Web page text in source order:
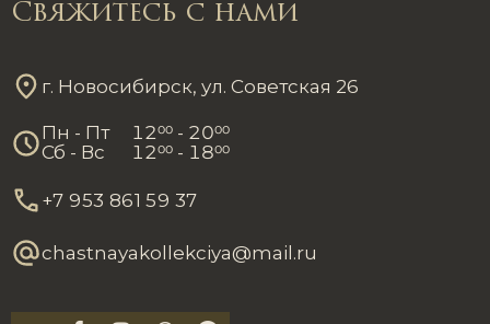
Свяжитесь с нами
г. Новосибирск, ул. Советская 26
Пн - Пт 1200 - 2000
Сб - Вс
1200 - 1800
+7 953 861 59 37
chastnayakollekciya@mail.ru